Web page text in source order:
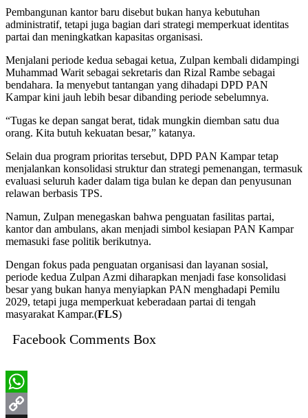
Pembangunan kantor baru disebut bukan hanya kebutuhan
administratif, tetapi juga bagian dari strategi memperkuat identitas
partai dan meningkatkan kapasitas organisasi.
Menjalani periode kedua sebagai ketua, Zulpan kembali didampingi
Muhammad Warit sebagai sekretaris dan Rizal Rambe sebagai
bendahara. Ia menyebut tantangan yang dihadapi DPD PAN
Kampar kini jauh lebih besar dibanding periode sebelumnya.
“Tugas ke depan sangat berat, tidak mungkin diemban satu dua
orang. Kita butuh kekuatan besar,” katanya.
Selain dua program prioritas tersebut, DPD PAN Kampar tetap
menjalankan konsolidasi struktur dan strategi pemenangan, termasuk
evaluasi seluruh kader dalam tiga bulan ke depan dan penyusunan
relawan berbasis TPS.
Namun, Zulpan menegaskan bahwa penguatan fasilitas partai,
kantor dan ambulans, akan menjadi simbol kesiapan PAN Kampar
memasuki fase politik berikutnya.
Dengan fokus pada penguatan organisasi dan layanan sosial,
periode kedua Zulpan Azmi diharapkan menjadi fase konsolidasi
besar yang bukan hanya menyiapkan PAN menghadapi Pemilu
2029, tetapi juga memperkuat keberadaan partai di tengah
masyarakat Kampar.(FLS)
Facebook Comments Box
WhatsApp